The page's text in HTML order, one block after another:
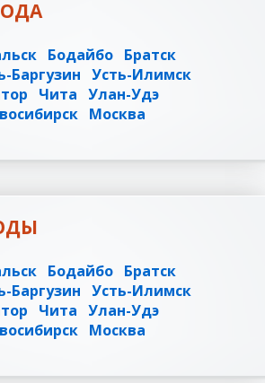
Бодайбо Братск
Баргузин Усть-Илимск
Чита Улан-Удэ
Москва
Бодайбо Братск
Баргузин Усть-Илимск
Чита Улан-Удэ
Москва